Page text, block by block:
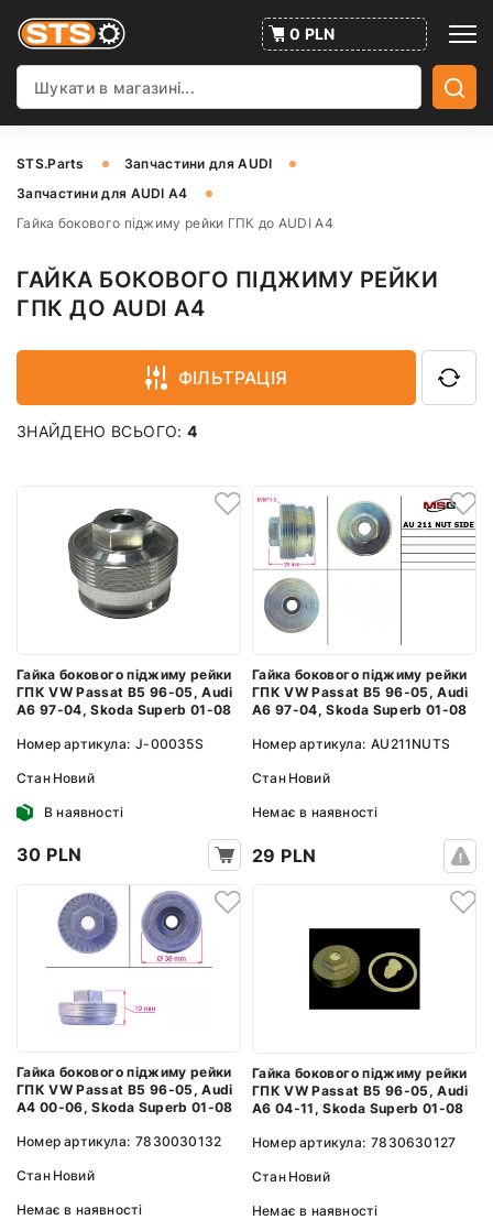
0 PLN
STS.Parts
Запчастини для AUDI
Запчастини для AUDI A4
Гайка бокового піджиму рейки ГПК до AUDI A4
ГАЙКА БОКОВОГО ПІДЖИМУ РЕЙКИ
ГПК ДО AUDI A4
ФІЛЬТРАЦІЯ
ЗНАЙДЕНО ВСЬОГО: 4
Гайка бокового піджиму рейки
ГПК VW Passat B5 96-05, Audi
A6 97-04, Skoda Superb 01-08
Номер артикула: J-00035S
Стан Новий
В наявності
30 PLN
Гайка бокового піджиму рейки
ГПК VW Passat B5 96-05, Audi
A6 97-04, Skoda Superb 01-08
Номер артикула: AU211NUTS
Стан Новий
Немає в наявності
29 PLN
Гайка бокового піджиму рейки
ГПК VW Passat B5 96-05, Audi
A4 00-06, Skoda Superb 01-08
Номер артикула: 7830030132
Стан Новий
Немає в наявності
Гайка бокового піджиму рейки
ГПК VW Passat B5 96-05, Audi
A6 04-11, Skoda Superb 01-08
Номер артикула: 7830630127
Стан Новий
Немає в наявності